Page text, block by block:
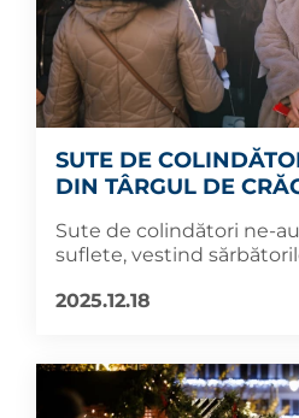
SUTE DE
DIN TÂRGUL DE
Sute de colindători ne-
suflete, vestind
2025.12.18